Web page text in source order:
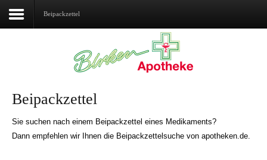
Über uns
Geschäftsfelder
Beipackzettel
Beipackzettel
Sie suchen nach einem Beipackzettel eines Medikaments?
Dann empfehlen wir Ihnen die Beipackzettelsuche von apotheken.de.